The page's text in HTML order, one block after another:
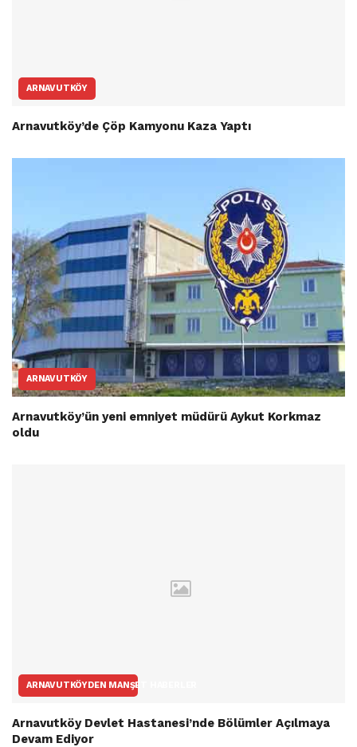
ARNAVUTKÖY
Arnavutköy’de Çöp Kamyonu Kaza Yaptı
ARNAVUTKÖY
Arnavutköy’ün yeni emniyet müdürü Aykut Korkmaz
oldu
ARNAVUTKÖYDEN MANŞET HABERLER
Arnavutköy Devlet Hastanesi’nde Bölümler Açılmaya
Devam Ediyor